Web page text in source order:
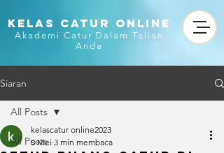
KELAS CATUR ONLINE
Akademi Catur Dalam Talian
Anda
Siaran
All Posts
All Posts
kelascatur online2023
5 Mei 3 min membaca